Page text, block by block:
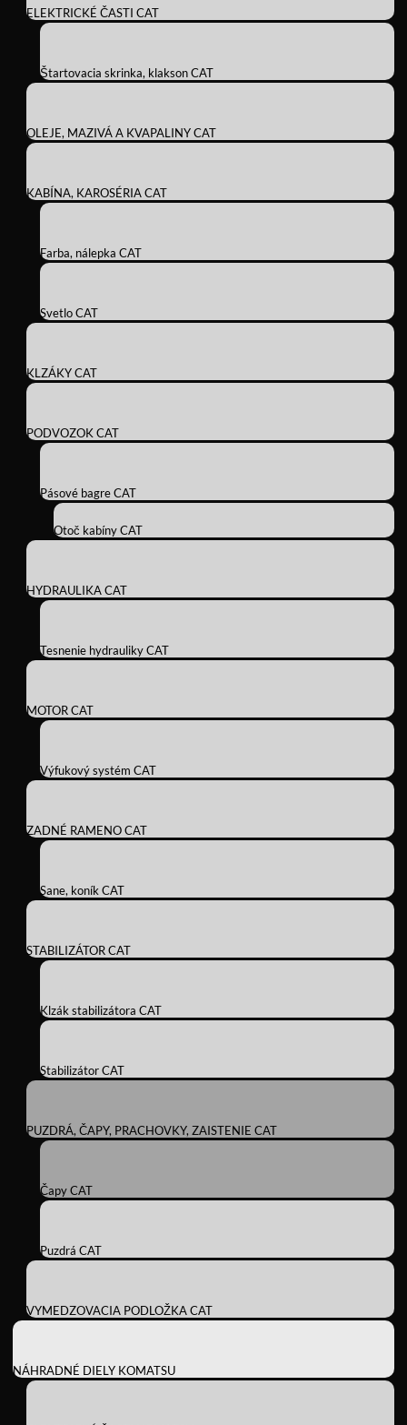
ELEKTRICKÉ ČASTI CAT
Štartovacia skrinka, klakson CAT
OLEJE, MAZIVÁ A KVAPALINY CAT
KABÍNA, KAROSÉRIA CAT
Farba, nálepka CAT
Svetlo CAT
KLZÁKY CAT
PODVOZOK CAT
Pásové bagre CAT
Otoč kabíny CAT
HYDRAULIKA CAT
Tesnenie hydrauliky CAT
MOTOR CAT
Výfukový systém CAT
ZADNÉ RAMENO CAT
Sane, koník CAT
STABILIZÁTOR CAT
Klzák stabilizátora CAT
Stabilizátor CAT
PUZDRÁ, ČAPY, PRACHOVKY, ZAISTENIE CAT
Čapy CAT
Puzdrá CAT
VYMEDZOVACIA PODLOŽKA CAT
NÁHRADNÉ DIELY KOMATSU